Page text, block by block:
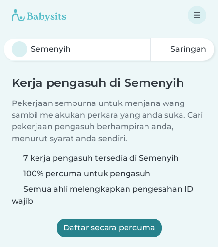
Saringan
Kerja pengasuh di Semenyih
Pekerjaan sempurna untuk menjana wang
sambil melakukan perkara yang anda suka. Cari
pekerjaan pengasuh berhampiran anda,
menurut syarat anda sendiri.
7 kerja pengasuh tersedia di Semenyih
100% percuma untuk pengasuh
Semua ahli melengkapkan pengesahan ID
wajib
Daftar secara percuma